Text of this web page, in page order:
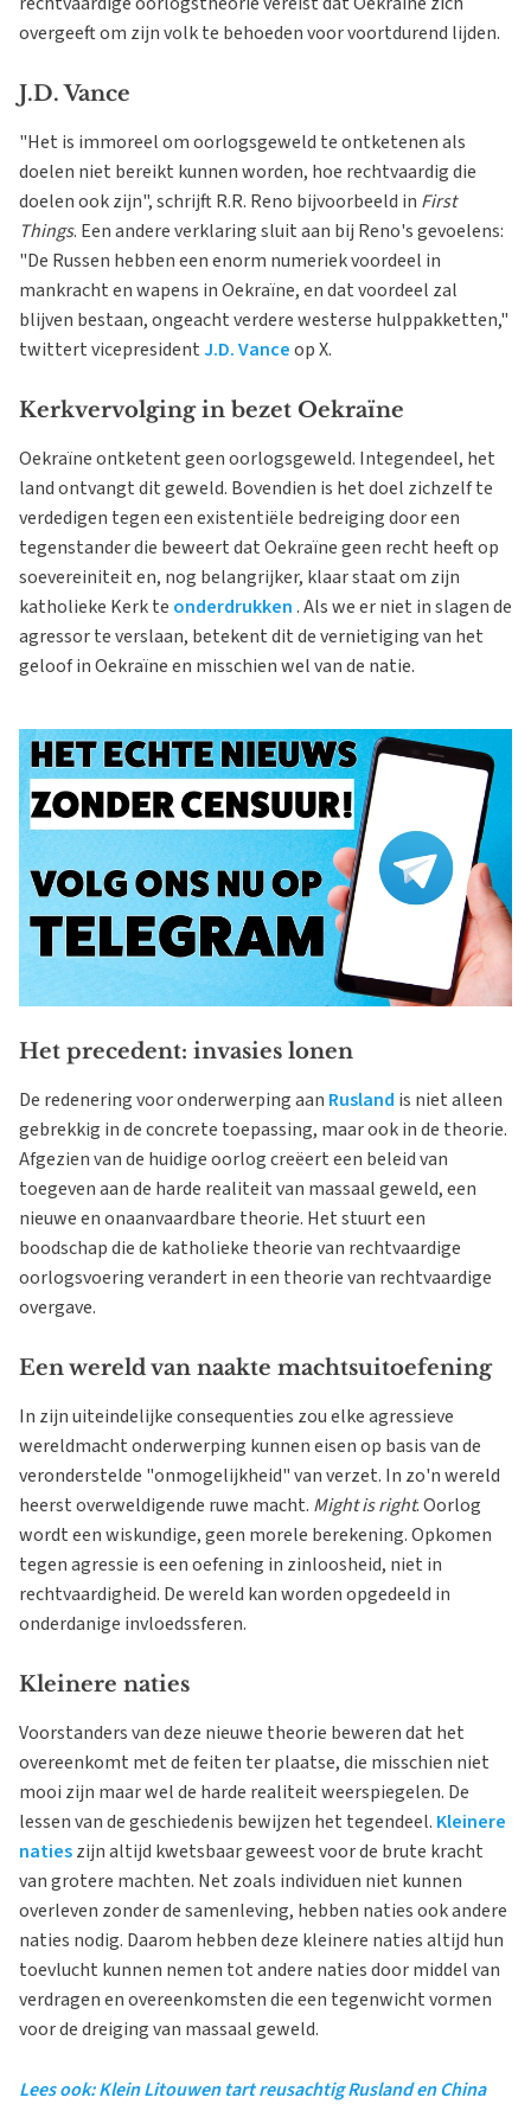
overgeeft om zijn volk te behoeden voor voortdurend lijden.
J.D. Vance
"Het is immoreel om oorlogsgeweld te ontketenen als
doelen niet bereikt kunnen worden, hoe rechtvaardig die
doelen ook zijn", schrijft R.R. Reno bijvoorbeeld in First
Things. Een andere verklaring sluit aan bij Reno's gevoelens:
"De Russen hebben een enorm numeriek voordeel in
mankracht en wapens in Oekraïne, en dat voordeel zal
blijven bestaan, ongeacht verdere westerse hulppakketten,"
twittert vicepresidentJ.D. Vanceop X.
Kerkvervolging in bezet Oekraïne
Oekraïne ontketent geen oorlogsgeweld. Integendeel, het
land ontvangt dit geweld. Bovendien is het doel zichzelf te
verdedigen tegen een existentiële bedreiging door een
tegenstander die beweert dat Oekraïne geen recht heeft op
soevereiniteit en, nog belangrijker, klaar staat om zijn
katholieke Kerk te onderdrukken. Als we er niet in slagen de
agressor te verslaan, betekent dit de vernietiging van het
geloof in Oekraïne en misschien wel van de natie.
Het precedent: invasies lonen
De redenering voor onderwerping aan Rusland is niet alleen
gebrekkig in de concrete toepassing, maar ook in de theorie.
Afgezien van de huidige oorlog creëert een beleid van
toegeven aan de harde realiteit van massaal geweld, een
nieuwe en onaanvaardbare theorie. Het stuurt een
boodschap die de katholieke theorie van rechtvaardige
oorlogsvoering verandert in een theorie van rechtvaardige
overgave.
Een wereld van naakte machtsuitoefening
In zijn uiteindelijke consequenties zou elke agressieve
wereldmacht onderwerping kunnen eisen op basis van de
veronderstelde "onmogelijkheid" van verzet. In zo'n wereld
heerst overweldigende ruwe macht. Might is right. Oorlog
wordt een wiskundige, geen morele berekening. Opkomen
tegen agressie is een oefening in zinloosheid, niet in
rechtvaardigheid. De wereld kan worden opgedeeld in
onderdanige invloedssferen.
Kleinere naties
Voorstanders van deze nieuwe theorie beweren dat het
overeenkomt met de feiten ter plaatse, die misschien niet
mooi zijn maar wel de harde realiteit weerspiegelen. De
lessen van de geschiedenis bewijzen het tegendeel. Kleinere
natieszijn altijd kwetsbaar geweest voor de brute kracht
van grotere machten. Net zoals individuen niet kunnen
overleven zonder de samenleving, hebben naties ook andere
naties nodig. Daarom hebben deze kleinere naties altijd hun
toevlucht kunnen nemen tot andere naties door middel van
verdragen en overeenkomsten die een tegenwicht vormen
voor de dreiging van massaal geweld.
Lees ook: Klein Litouwen tart reusachtig Rusland en China